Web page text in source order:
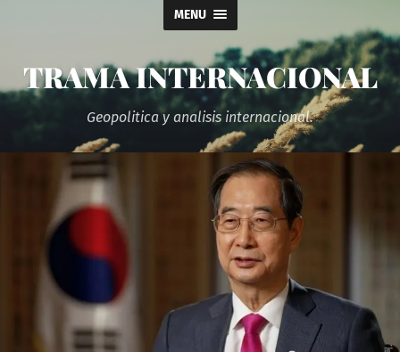
MENU
TRAMA INTERNACIONAL
Geopolitica y analisis internacional.